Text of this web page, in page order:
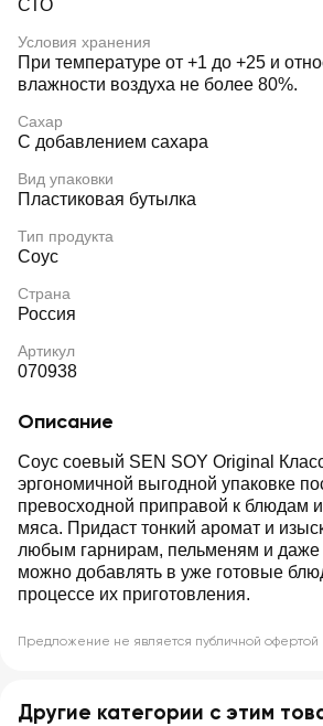
СТО
Условия хранения
При температуре от +1 до +25 и
влажности воздуха не более 80%.
Сахар
С добавлением сахара
Вид упаковки
Пластиковая бутылка
Тип продукта
Соус
Страна
Россия
Артикул
070938
Описание
Соус соевый SEN SOY Original
эргономичной выгодной упаковке
превосходной приправой к блюдам
мяса. Придаст тонкий аромат и
любым гарнирам, пельменям и даже
можно добавлять в уже готовые
процессе их приготовления.
Предложение не является публичной офертой
Другие категории с этим